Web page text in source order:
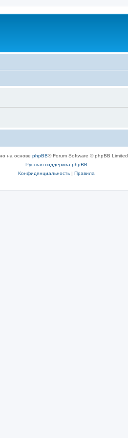
на основе phpBB® Forum Software © phpBB Limited
Русская поддержка phpBB
Конфиденциальность| Правила